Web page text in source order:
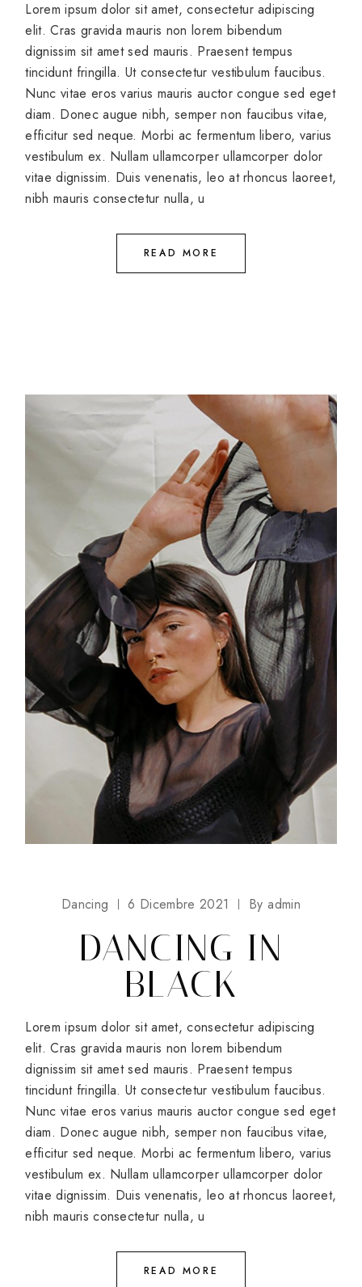
Lorem ipsum dolor sit amet, consectetur adipiscing
elit. Cras gravida mauris non lorem bibendum
dignissim sit amet sed mauris. Praesent tempus
tincidunt fringilla. Ut consectetur vestibulum faucibus.
Nunc vitae eros varius mauris auctor congue sed eget
diam. Donec augue nibh, semper non faucibus vitae,
efficitur sed neque. Morbi ac fermentum libero, varius
vestibulum ex. Nullam ullamcorper ullamcorper dolor
vitae dignissim. Duis venenatis, leo at rhoncus laoreet,
nibh mauris consectetur nulla, u
READ MORE
Dancing 6 Dicembre 2021 By admin
DANCING IN
BLACK
Lorem ipsum dolor sit amet, consectetur adipiscing
elit. Cras gravida mauris non lorem bibendum
dignissim sit amet sed mauris. Praesent tempus
tincidunt fringilla. Ut consectetur vestibulum faucibus.
Nunc vitae eros varius mauris auctor congue sed eget
diam. Donec augue nibh, semper non faucibus vitae,
efficitur sed neque. Morbi ac fermentum libero, varius
vestibulum ex. Nullam ullamcorper ullamcorper dolor
vitae dignissim. Duis venenatis, leo at rhoncus laoreet,
nibh mauris consectetur nulla, u
READ MORE